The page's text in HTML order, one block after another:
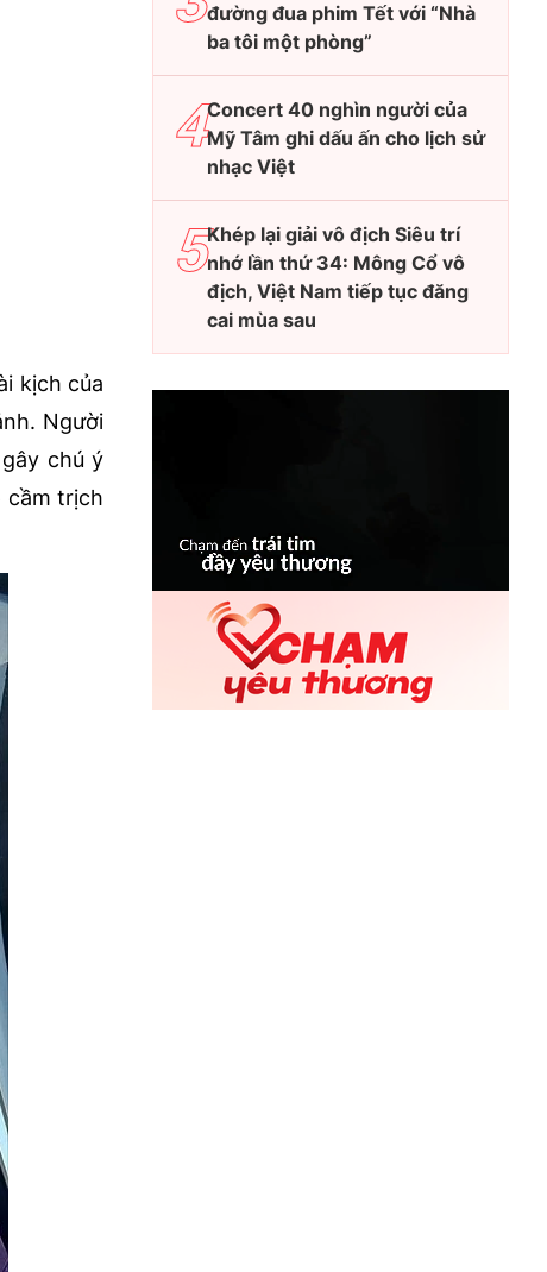
kịch của
Người
chú ý
cầm trịch
đường đua phim Tết với “Nhà
ba tôi một phòng”
Concert 40 nghìn người của
Mỹ Tâm ghi dấu ấn cho lịch sử
nhạc Việt
Khép lại giải vô địch Siêu trí
nhớ lần thứ 34: Mông Cổ vô
địch, Việt Nam tiếp tục đăng
cai mùa sau